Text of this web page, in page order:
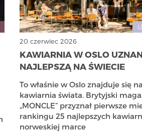
20 czerwiec 2026
KAWIARNIA W OSLO
NAJLEPSZĄ NA ŚWIECIE
To właśnie w Oslo znajduje się
kawiarnia świata. Brytyjski
„MONCLE” przyznał pierwsze
rankingu 25 najlepszych
norweskiej marce